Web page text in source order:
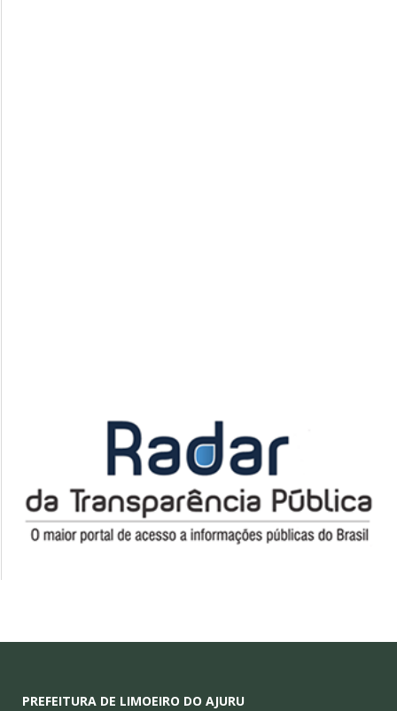
PREFEITURA DE LIMOEIRO DO AJURU